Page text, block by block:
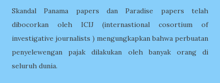
Skandal Panama papers dan Paradise papers telah
dibocorkan oleh ICIJ (internastional cosortium of
investigative journalists ) mengungkapkan bahwa perbuatan
penyelewengan pajak dilakukan oleh banyak orang di
seluruh dunia.